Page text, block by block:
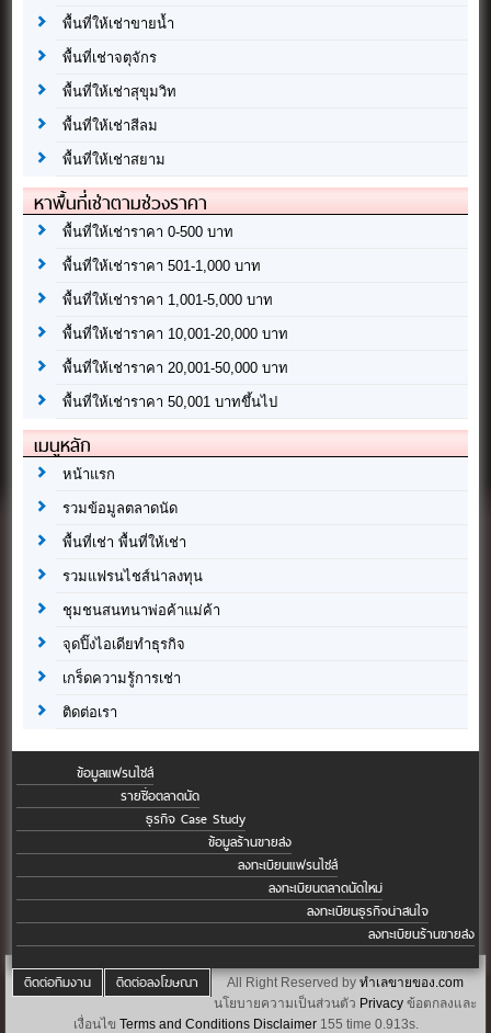
พื้นที่ให้เช่าขายน้ำ
พื้นที่เช่าจตุจักร
พื้นที่ให้เช่าสุขุมวิท
พื้นที่ให้เช่าสีลม
พื้นที่ให้เช่าสยาม
หาพื้นที่เช่าตามช่วงราคา
พื้นที่ให้เช่าราคา 0-500 บาท
พื้นที่ให้เช่าราคา 501-1,000 บาท
พื้นที่ให้เช่าราคา 1,001-5,000 บาท
พื้นที่ให้เช่าราคา 10,001-20,000 บาท
พื้นที่ให้เช่าราคา 20,001-50,000 บาท
พื้นที่ให้เช่าราคา 50,001 บาทขึ้นไป
เมนูหลัก
หน้าแรก
รวมข้อมูลตลาดนัด
พื้นที่เช่า พื้นที่ให้เช่า
รวมแฟรนไชส์น่าลงทุน
ชุมชนสนทนาพ่อค้าแม่ค้า
จุดปิ๊งไอเดียทำธุรกิจ
เกร็ดความรู้การเช่า
ติดต่อเรา
ข้อมูลแฟรนไชส์
รายชื่อตลาดนัด
ธุรกิจ Case Study
ข้อมูลร้านขายส่ง
ลงทะเบียนแฟรนไชส์
ลงทะเบียนตลาดนัดใหม่
ลงทะเบียนธุรกิจน่าสนใจ
ลงทะเบียนร้านขายส่ง
ติดต่อทีมงาน ติดต่อลงโฆษณา All Right Reserved by ทำเลขายของ.com
นโยบายความเป็นส่วนตัว Privacy ข้อตกลงและ
เงื่อนไข Terms and Conditions Disclaimer155 time 0.913s.